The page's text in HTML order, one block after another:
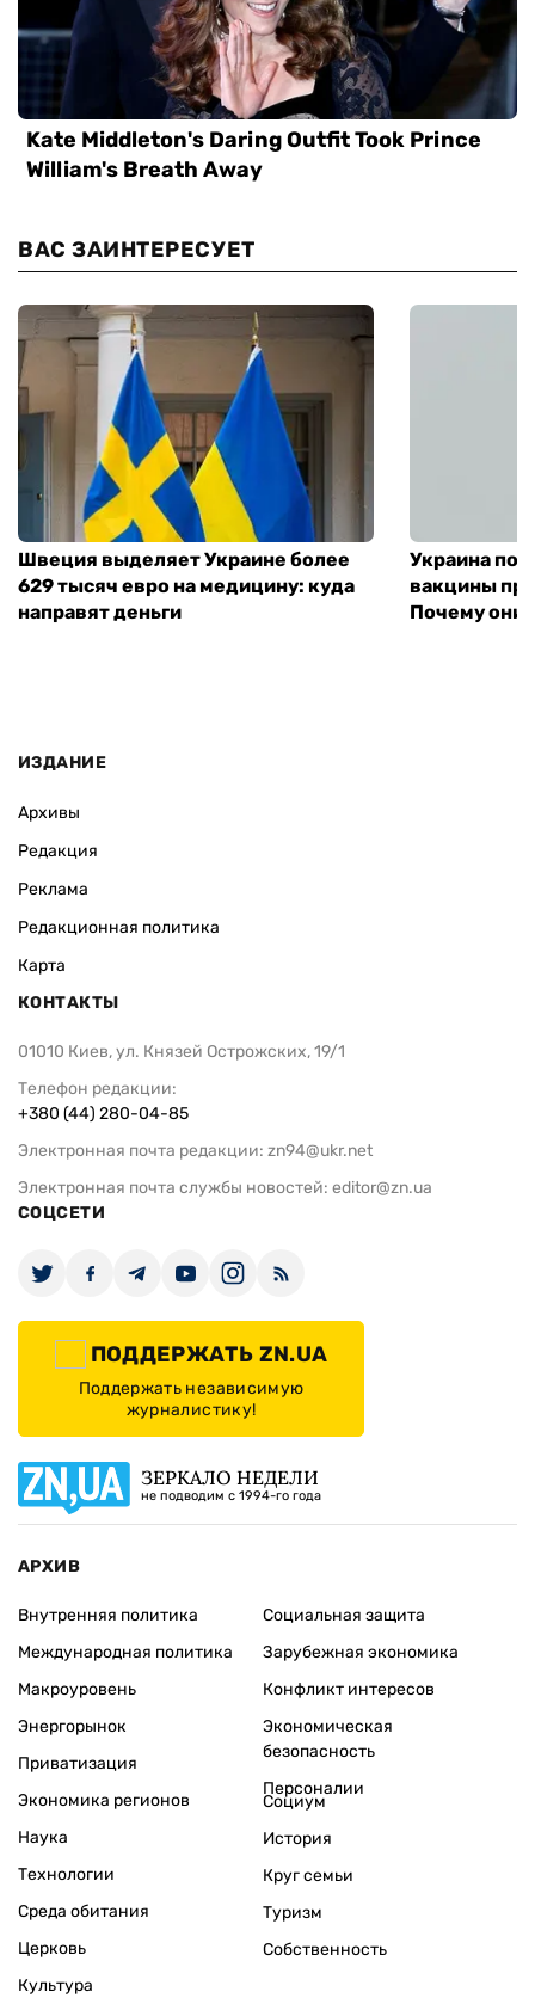
ВАС ЗАИНТЕРЕСУЕТ
Швеция выделяет Украине более
629 тысяч евро на медицину: куда
направят деньги
Украина
вакцины
Почему они
ИЗДАНИЕ
Архивы
Редакция
Реклама
Редакционная политика
Карта
КОНТАКТЫ
01010 Киев, ул. Князей Острожских, 19/1
Телефон редакции:
+380 (44) 280-04-85
Электронная почта редакции: zn94@ukr.net
Электронная почта службы новостей: editor@zn.ua
СОЦСЕТИ
ПОДДЕРЖАТЬ ZN.UA
Поддержать независимую
журналистику!
ЗЕРКАЛО НЕДЕЛИ
не подводим с 1994-го года
АРХИВ
Внутренняя политика
Международная политика
Макроуровень
Энергорынок
Приватизация
Экономика регионов
Социальная защита
Зарубежная экономика
Конфликт интересов
Экономическая
безопасность
Персоналии
Наука
Технологии
Среда обитания
Церковь
Культура
Социум
История
Круг семьи
Туризм
Собственность